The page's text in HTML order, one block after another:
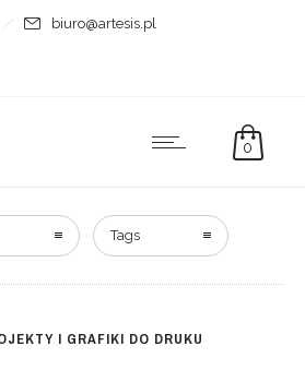
biuro@artesis.pl
0
Tags
I GRAFIKI DO DRUKU